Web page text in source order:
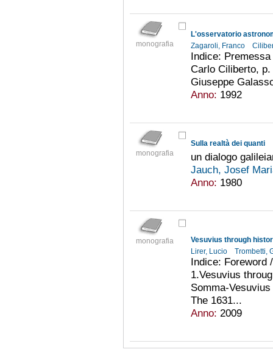
monografia
L'osservatorio
Zagaroli, Franco
Indice:
Carlo Ciliberto,
Giuseppe
Anno: 1992
monografia
Sulla realtà dei quanti
un dialogo
Jauch, Josef
Anno: 1980
monografia
Vesuvius through
Lirer, Lucio
Trombetti,
Indice: Foreword
1.Vesuvius
Somma-
The 1631...
Anno: 2009